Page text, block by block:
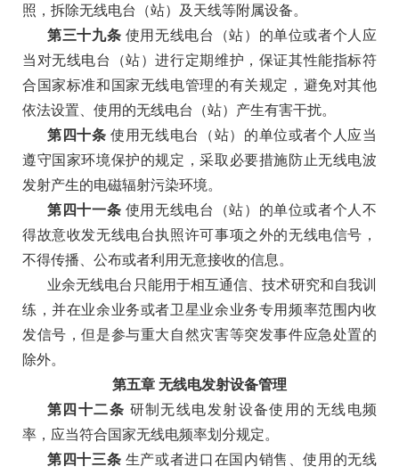
照，拆除无线电台（站）及天线等附属设备。
第三十九条 使用无线电台（站）的单位或者个人应
当对无线电台（站）进行定期维护，保证其性能指标符
合国家标准和国家无线电管理的有关规定，避免对其他
依法设置、使用的无线电台（站）产生有害干扰。
第四十条使用无线电台（站）的单位或者个人应当
遵守国家环境保护的规定，采取必要措施防止无线电波
发射产生的电磁辐射污染环境。
第四十一条 使用无线电台（站）的单位或者个人不
得故意收发无线电台执照许可事项之外的无线电信号，
不得传播、公布或者利用无意接收的信息。
业余无线电台只能用于相互通信、技术研究和自我训
练，并在业余业务或者卫星业余业务专用频率范围内收
发信号，但是参与重大自然灾害等突发事件应急处置的
除外。
第五章 无线电发射设备管理
第四十二条 研制无线电发射设备使用的无线电频
率，应当符合国家无线电频率划分规定。
第四十三条 生产或者进口在国内销售、使用的无线